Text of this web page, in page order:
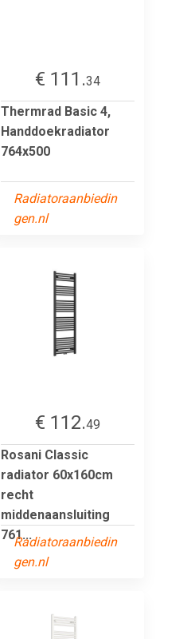
€ 111.34
Thermrad Basic 4,
Handdoekradiator
764x500
Radiatoraanbiedin
gen.nl
€ 112.49
Rosani Classic
radiator 60x160cm
recht
middenaansluiting
761...
Radiatoraanbiedin
gen.nl